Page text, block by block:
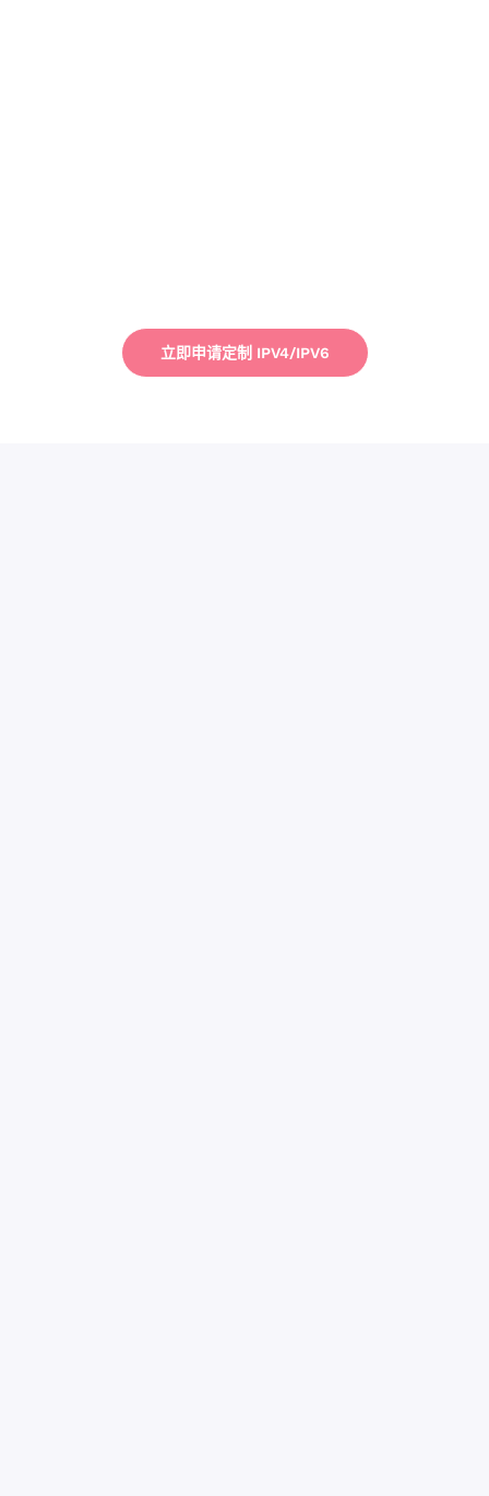
立即申请定制 IPV4/IPV6